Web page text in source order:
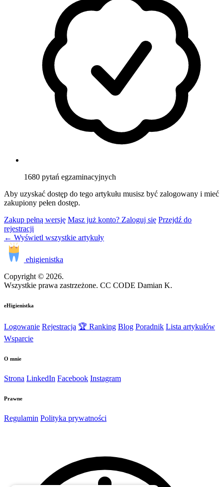
1680 pytań egzaminacyjnych
Aby uzyskać dostęp do tego artykułu musisz być zalogowany i mieć
zakupiony pełen dostęp.
Zakup pełną wersję Masz już konto? Zaloguj się Przejdź do
rejestracji
← Wyświetl wszystkie artykuły
ehigienistka
Copyright © 2026.
Wszystkie prawa zastrzeżone. CC CODE Damian K.
eHigienistka
Logowanie Rejestracja 🏆 Ranking Blog Poradnik Lista artykułów
Wsparcie
O mnie
Strona LinkedIn Facebook Instagram
Prawne
Regulamin Polityka prywatności